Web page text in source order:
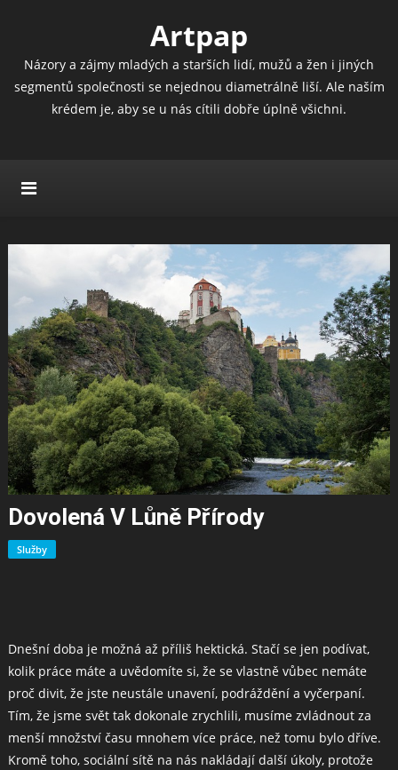
Artpap
Názory a zájmy mladých a starších lidí, mužů a žen i jiných
segmentů společnosti se nejednou diametrálně liší. Ale naším
krédem je, aby se u nás cítili dobře úplně všichni.
Dovolená V Lůně Přírody
Služby
Dnešní doba je možná až příliš hektická. Stačí se jen podívat,
kolik práce máte a uvědomíte si, že se vlastně vůbec nemáte
proč divit, že jste neustále unavení, podráždění a vyčerpaní.
Tím, že jsme svět tak dokonale zrychlili, musíme zvládnout za
menší množství času mnohem více práce, než tomu bylo dříve.
Kromě toho, sociální sítě na nás nakládají další úkoly, protože